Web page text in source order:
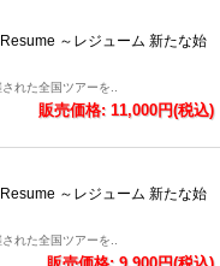
～レジューム 新たな始
れた全国ツアーを..
販売価格: 11,000円(税込)
～レジューム 新たな始
れた全国ツアーを..